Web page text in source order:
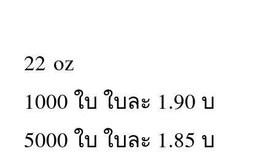
22 oz
1000 ใบ ใบละ 1.90 บ
5000 ใบ ใบละ 1.85 บ